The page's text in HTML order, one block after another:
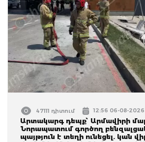
47111 դիտում 12:56 06-08-2026
Արտակարգ դեպք՝ Արմավիրի
Նորապատում գործող
պայթյուն է տեղի ունեցել. կան